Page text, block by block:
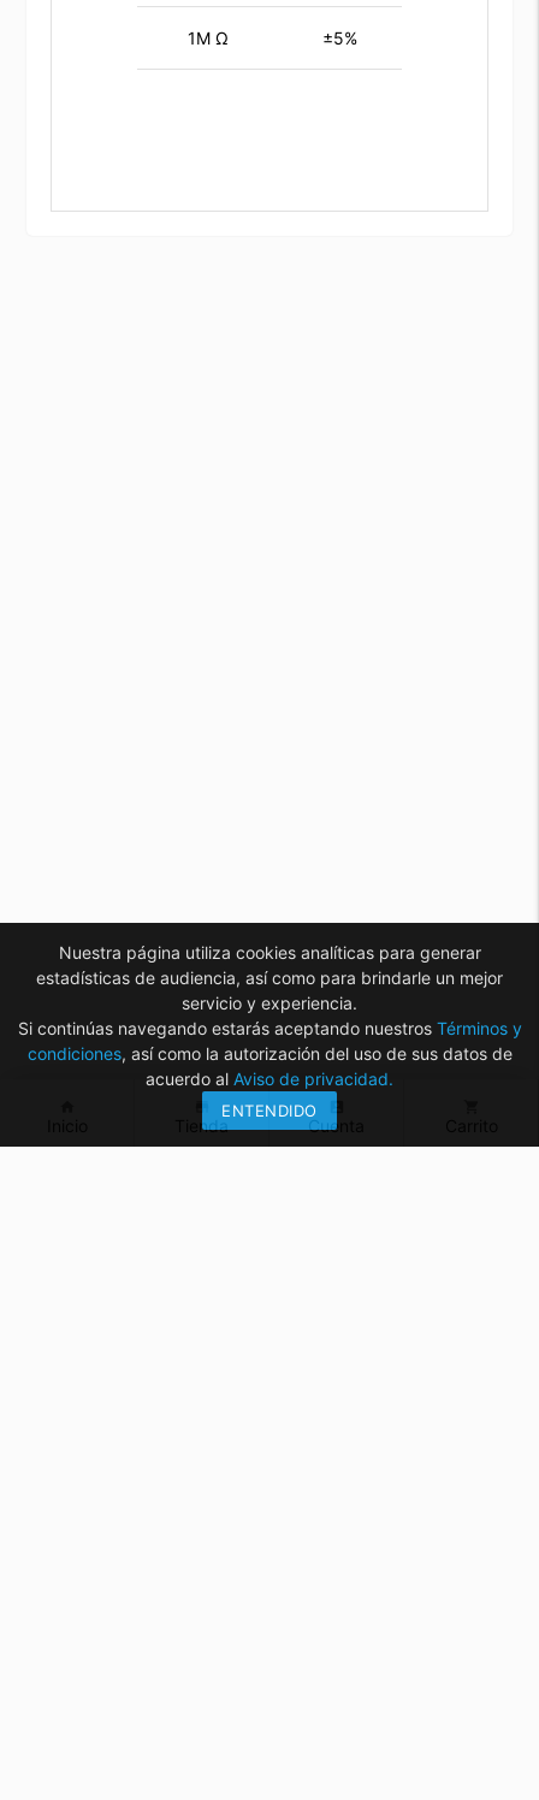
1M Ω ±5%
Tienda Cuenta
Nuestra página utiliza cookies analíticas para generar
estadísticas de audiencia, así como para brindarle un mejor
servicio y experiencia.
Si continúas navegando estarás aceptando nuestros Términos y
condiciones, así como la autorización del uso de sus datos de
acuerdo al Aviso de privacidad.
ENTENDIDO